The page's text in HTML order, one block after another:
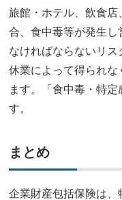
旅館・ホテル、飲食
合、食中毒等が発生し
なければならないリス
休業によって得られな
ます。「食中毒・特
す。
まとめ
企業財産包括保険は、